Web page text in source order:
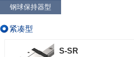
钢球保持器型
紧凑型
S-SR